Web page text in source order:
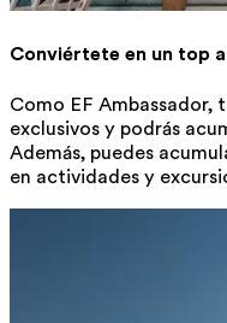
Conviértete en un top
Como EF Ambassador,
exclusivos y podrás
Además, puedes
en actividades y